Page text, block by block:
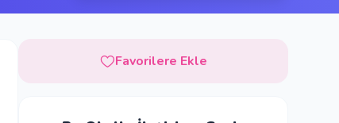
Favorilere Ekle